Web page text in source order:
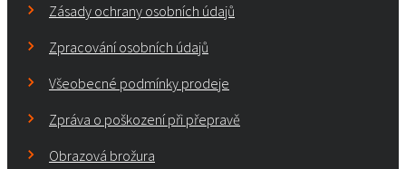
Zásady ochrany osobních údajů
Zpracování osobních údajů
Všeobecné podmínky prodeje
Zpráva o poškození při přepravě
Obrazová brožura